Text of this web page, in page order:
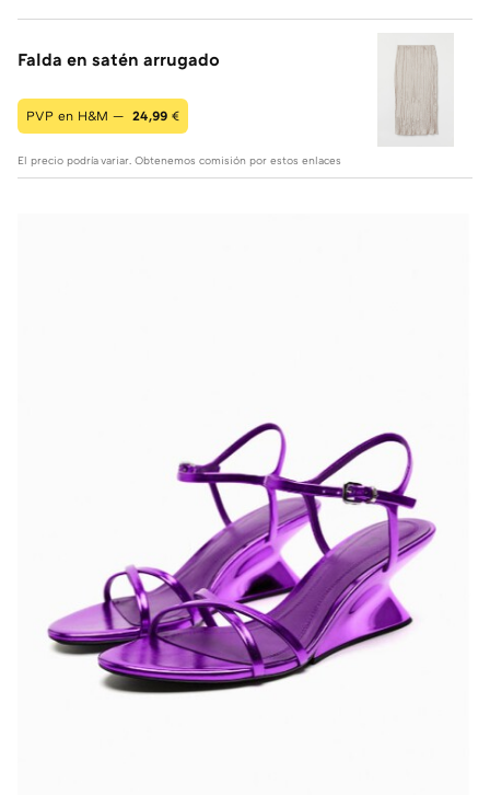
Falda en satén arrugado
PVP en H&M — 24,99 €
El precio podría variar. Obtenemos comisión por estos enlaces